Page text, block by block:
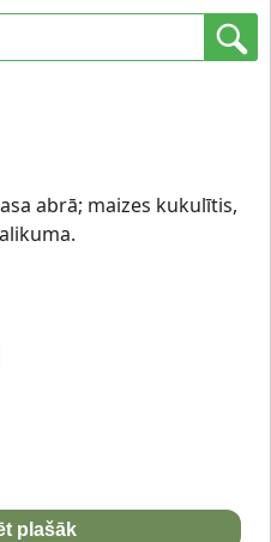
abrā; maizes kukulītis,
plašāk